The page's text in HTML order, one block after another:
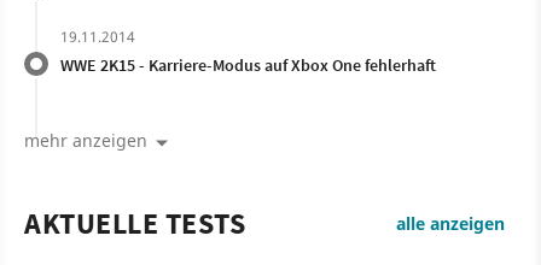
19.11.2014
WWE 2K15 - Karriere-Modus auf Xbox One fehlerhaft
mehr anzeigen
AKTUELLE TESTS alle anzeigen